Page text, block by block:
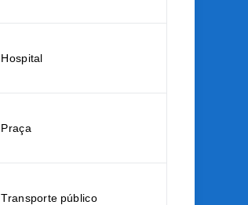
Hospital
Praça
Transporte público